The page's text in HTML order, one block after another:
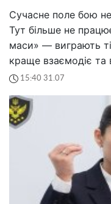
Сучасне поле бою
Тут більше не
маси» — виграють
краще взаємодіє та
15:40 31.07